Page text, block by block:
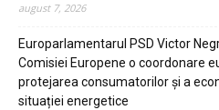
august 7, 2026
Europarlamentarul PSD Victor
Comisiei Europene o coordonare
protejarea consumatorilor și a
situației energetice